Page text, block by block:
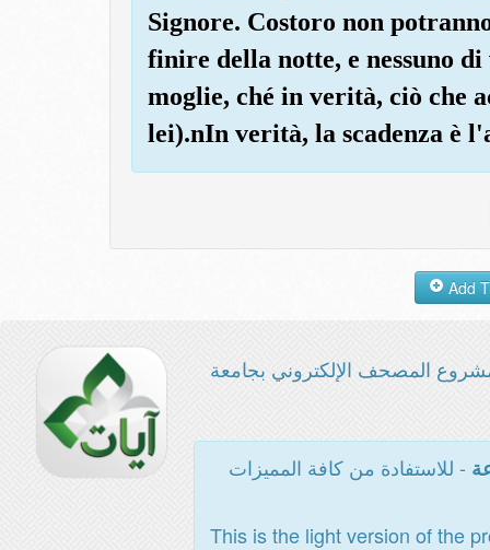
Signore. Costoro non
finire della notte, e nessuno
moglie, ché in verità, ciò che
lei).nIn verità, la scadenza è
المصحف الإلكتروني بجامعة
- للاستفادة من كافة المميزات
This is the light version of the